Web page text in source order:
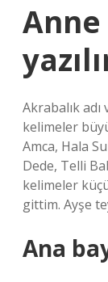
Anne
Akrabalık
kelimeler
Amca, Hala
Dede, Telli
kelimeler
gittim. Ayşe
Ana